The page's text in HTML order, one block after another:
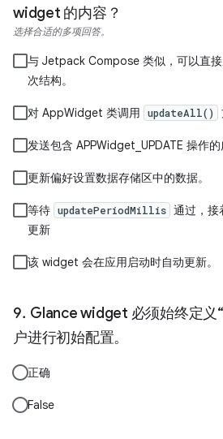
widget 的内容？
选择合适的多项回答。
与 Jetpack Compose 类似，可以直
次结构。
对 AppWidget 类调用 updateAll()
发送包含 APPWidget_UPDATE 操作的
更新偏好设置数据存储区中的数据。
等待 updatePeriodMillis 通过，
更新
该 widget 会在应用启动时自动更新。
Glance widget 必须始终定义
户进行初始配置。
正确
False